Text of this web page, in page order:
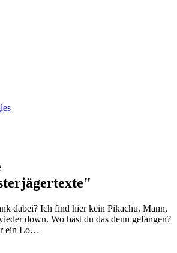
dabei? Ich find hier kein Pikachu. Mann,
down. Wo hast du das denn gefangen?
ein Lo…